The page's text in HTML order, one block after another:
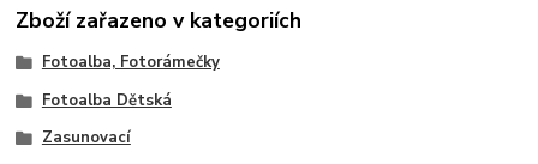
Zboží zařazeno v kategoriích
Fotoalba, Fotorámečky
Fotoalba Dětská
Zasunovací